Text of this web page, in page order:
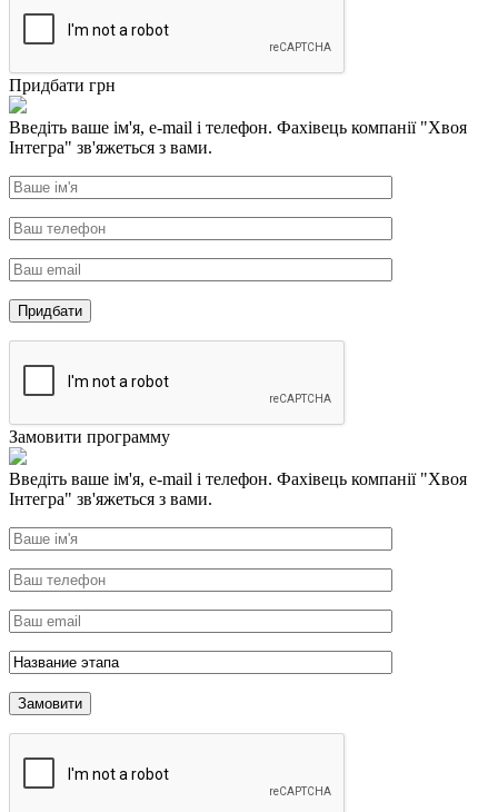
Придбати грн
Введіть ваше ім'я, e-mail і телефон. Фахівець компанії "Хвоя
Інтегра" зв'яжеться з вами.
Замовити программу
Введіть ваше ім'я, e-mail і телефон. Фахівець компанії "Хвоя
Інтегра" зв'яжеться з вами.